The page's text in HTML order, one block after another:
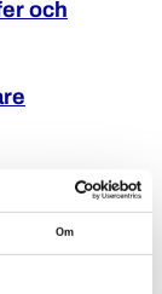
Om
och